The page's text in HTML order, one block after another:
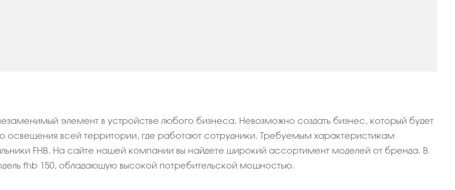
элемент в устройстве любого бизнеса. Невозможно создать бизнес, который будет
освещения всей территории, где работают сотрудники. Требуемым характеристикам
FHB. На сайте нашей компании вы найдете широкий ассортимент моделей от бренда. В
fhb 150, обладающую высокой потребительской мощностью.